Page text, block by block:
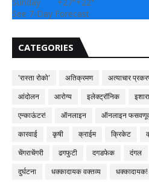
See 7-Day Forecast
CATEGORIES
'रास्ता रोको' अतिक्रमण अत्याचार
आंदोलन
आरोग्य इलेक्ट्रॉनिक इशारा
एन्काऊंटर!
ऑनलाइन ऑनलाइन
कारवाई
कृषी क्राईम क्रिकेट
चेंगराचेंगरी
ढगफुटी दगडफेक दंगल
दुर्घटना
धक्कादायक वक्तव्य धक्कादायक!